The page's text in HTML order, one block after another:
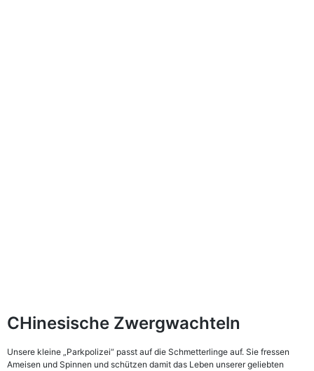
CHinesische Zwergwachteln
Unsere kleine „Parkpolizei“ passt auf die Schmetterlinge auf. Sie fressen
Ameisen und Spinnen und schützen damit das Leben unserer geliebten